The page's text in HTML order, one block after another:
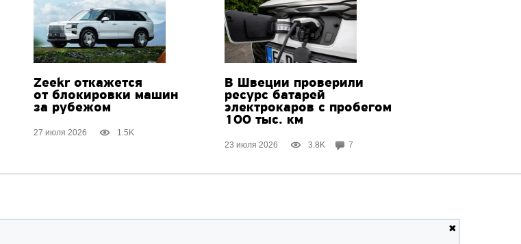
Zeekr откажется
от блокировки машин
за рубежом
27 июля 2026 1.5K
В Швеции проверили
ресурс батарей
электрокаров с пробегом
100 тыс. км
23 июля 2026 3.8K 7
✖